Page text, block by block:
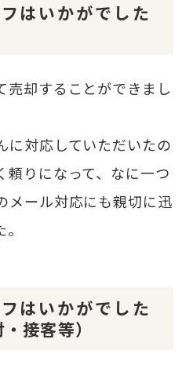
はいかがでした
売却することができまし
に対応していただいたの
頼りになって、なに一つ
メール対応にも親切に迅
はいかがでした
接客等）